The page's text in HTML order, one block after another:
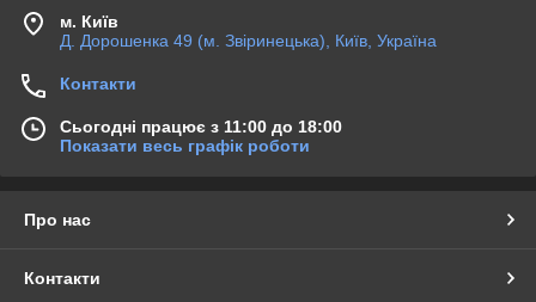
м. Київ
Д. Дорошенка 49 (м. Звіринецька), Київ, Україна
Контакти
Сьогодні працює з 11:00 до 18:00
Показати весь графік роботи
Про нас
Контакти